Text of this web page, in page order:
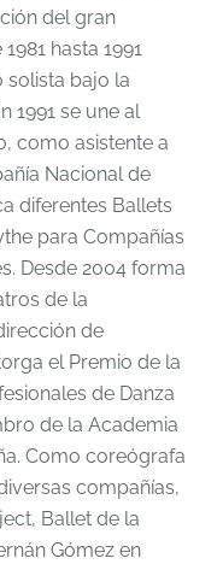
del gran
hasta 1991
solista bajo la
1991 se une al
como asistente a
Nacional de
diferentes Ballets
para Compañías
Desde 2004 forma
de la
de
el Premio de la
de Danza
de la Academia
Como coreógrafa
compañías,
Ballet de la
Gómez en